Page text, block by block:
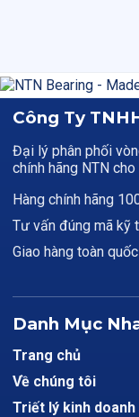
Công Ty
Đại lý phân phối
chính hãng NTN
Hàng chính hãng
Tư vấn đúng mã kỹ
Giao hàng toàn quốc
Danh Mục
Trang chủ
Về chúng tôi
Triết lý kinh doanh